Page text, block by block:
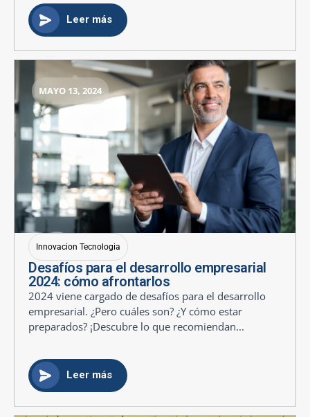
Leer más
MAYO 13, 2024
Innovacion Tecnologia
Desafíos para el desarrollo empresarial
2024: cómo afrontarlos
2024 viene cargado de desafíos para el desarrollo
empresarial. ¿Pero cuáles son? ¿Y cómo estar
preparados? ¡Descubre lo que recomiendan...
Leer más